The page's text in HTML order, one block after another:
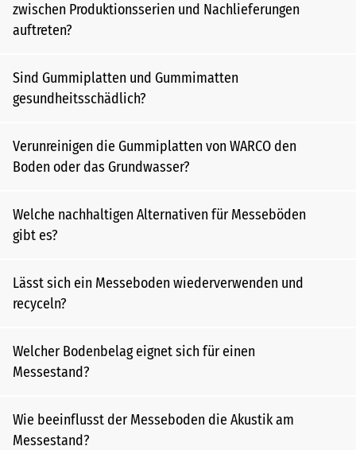
zwischen Produktionsserien und Nachlieferungen
auftreten?
Sind Gummiplatten und Gummimatten
gesundheitsschädlich?
Verunreinigen die Gummiplatten von WARCO den
Boden oder das Grundwasser?
Welche nachhaltigen Alternativen für Messeböden
gibt es?
Lässt sich ein Messeboden wiederverwenden und
recyceln?
Welcher Bodenbelag eignet sich für einen
Messestand?
Wie beeinflusst der Messeboden die Akustik am
Messestand?